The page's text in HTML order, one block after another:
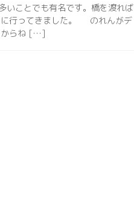
いことでも有名です。橋を渡れば
に行ってきました。 のれんがデ
からね […]